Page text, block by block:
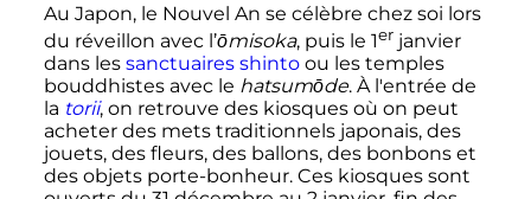
Au Japon, le Nouvel An se célèbre chez soi lors
du réveillon avec l’ōmisoka, puis le 1er janvier
dans les sanctuaires shintoou les temples
bouddhistes avec le hatsumōde. À l'entrée de
la torii, on retrouve des kiosques où on peut
acheter des mets traditionnels japonais, des
jouets, des fleurs, des ballons, des bonbons et
des objets porte-bonheur. Ces kiosques sont